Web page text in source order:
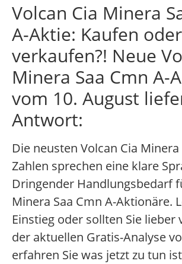
Volcan Cia Minera
A-Aktie: Kaufen oder
verkaufen?! Neue
Minera Saa Cmn A-
vom 10. August
Antwort:
Die neusten Volcan Cia Minera
Zahlen sprechen eine klare
Dringender Handlungsbedarf
Minera Saa Cmn A-Aktionäre.
Einstieg oder sollten Sie lieber
der aktuellen Gratis-Analyse
erfahren Sie was jetzt zu tun